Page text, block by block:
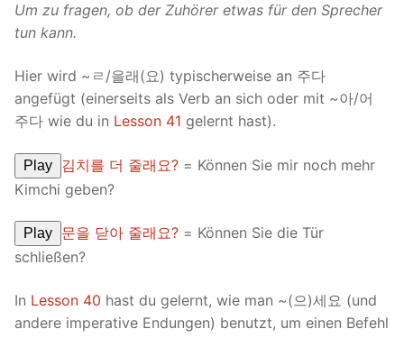
Um zu fragen, ob der Zuhörer etwas für den Sprecher
tun kann.
Hier wird ~ㄹ/을래(요) typischerweise an 주다
angefügt (einerseits als Verb an sich oder mit ~아/어
주다 wie du in Lesson 41 gelernt hast).
Play 김치를 더 줄래요? = Können Sie mir noch mehr
Kimchi geben?
Play 문을 닫아 줄래요? = Können Sie die Tür
schließen?
In Lesson 40 hast du gelernt, wie man ~(으)세요 (und
andere imperative Endungen) benutzt, um einen Befehl